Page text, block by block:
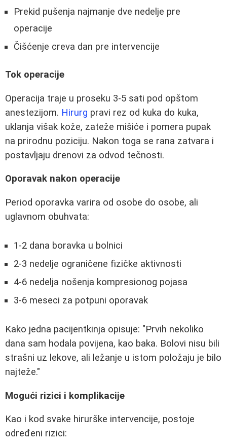
Prekid pušenja najmanje dve nedelje pre
operacije
Čišćenje creva dan pre intervencije
Tok operacije
Operacija traje u proseku 3-5 sati pod opštom
anestezijom. Hirurg pravi rez od kuka do kuka,
uklanja višak kože, zateže mišiće i pomera pupak
na prirodnu poziciju. Nakon toga se rana zatvara i
postavljaju drenovi za odvod tečnosti.
Oporavak nakon operacije
Period oporavka varira od osobe do osobe, ali
uglavnom obuhvata:
1-2 dana boravka u bolnici
2-3 nedelje ograničene fizičke aktivnosti
4-6 nedelja nošenja kompresionog pojasa
3-6 meseci za potpuni oporavak
Kako jedna pacijentkinja opisuje: "Prvih nekoliko
dana sam hodala povijena, kao baka. Bolovi nisu bili
strašni uz lekove, ali ležanje u istom položaju je bilo
najteže."
Mogući rizici i komplikacije
Kao i kod svake hirurške intervencije, postoje
određeni rizici: